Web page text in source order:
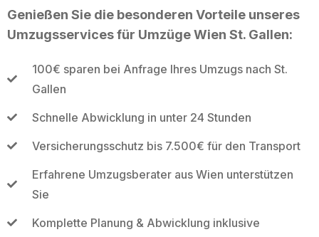
Genießen Sie die besonderen Vorteile unseres
Umzugsservices für Umzüge Wien St. Gallen:
100€ sparen bei Anfrage Ihres Umzugs nach St.
Gallen
Schnelle Abwicklung in unter 24 Stunden
Versicherungsschutz bis 7.500€ für den Transport
Erfahrene Umzugsberater aus Wien unterstützen
Sie
Komplette Planung & Abwicklung inklusive